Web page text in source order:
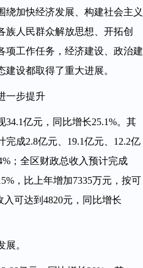
绕加快经济发展、构建社会主义
族人民群众解放思想、开拓创
项工作任务，经济建设、政治建
设都取得了重大进展。
步提升
亿元，同比增长25.1%。其
成2.8亿元、19.1亿元、12.2亿
；全区财政总收入预计完成
，比上年增加7335万元，按可
可达到4820元，同比增长
。